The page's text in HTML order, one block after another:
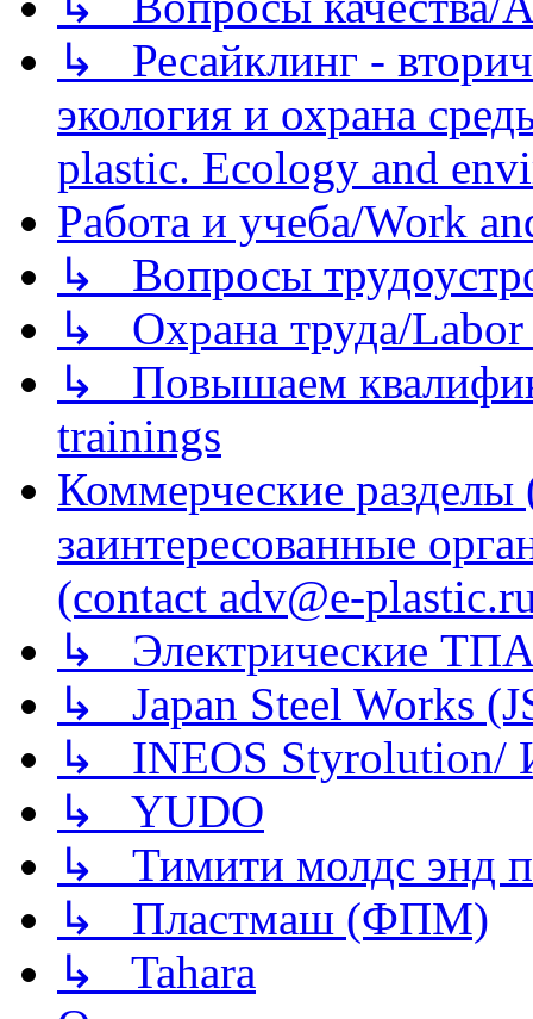
↳ Ресайклинг -
экология и охрана
plastic. Ecology and
Работа и учеба/Work
↳ Вопросы
↳ Охрана труда/Labor
↳ Повышаем
trainings
Коммерческие
заинтересованные
(contact adv@e-
↳ Электрические
↳ Japan Steel Works
↳ INEOS
↳ YUDO
↳ Тимити молдс энд
↳ Пластмаш (ФПМ)
↳ Tahara